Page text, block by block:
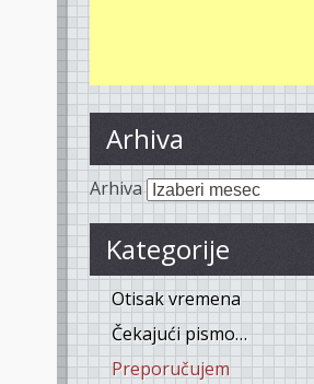
Arhiva
Arhiva
Kategorije
Otisak vremena
Čekajući pismo…
Preporučujem